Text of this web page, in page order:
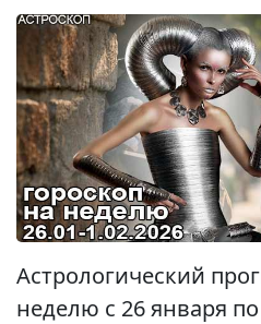
Астрологический
неделю с 26 января